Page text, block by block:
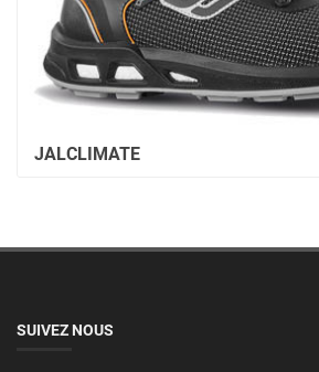
JALCLIMATE
SUIVEZ NOUS